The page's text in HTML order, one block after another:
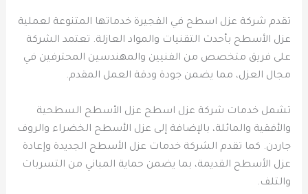
تقدم شركة عزل اسطح في الفجيرة خدماتها المتنوعة لعملية
عزل الأسطح بأحدث التقنيات والمواد العازلة. تعتمد الشركة
على فريق متخصص من الفنيين والمهندسين المحترفين في
مجال العزل، مما يضمن جودة ودقة العمل المقدم.
تشمل خدمات شركة عزل اسطح عزل الأسطح السطحية
والأفقية والمائلة، بالإضافة إلى عزل الأسطح الخضراء والروف
جاردن. كما تقدم الشركة خدمات عزل الأسطح الجديدة وإعادة
عزل الأسطح القديمة، بما يضمن حماية المباني من التسربات
والتلف.